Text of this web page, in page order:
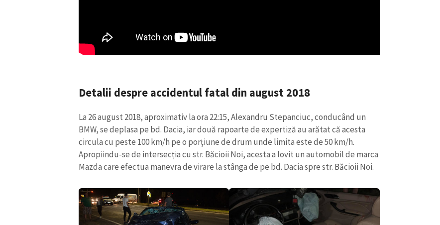
Detalii despre accidentul fatal din august 2018
La 26 august 2018, aproximativ la ora 22:15, Alexandru Stepanciuc, conducând un
BMW, se deplasa pe bd. Dacia, iar două rapoarte de expertiză au arătat că acesta
circula cu peste 100 km/h pe o porțiune de drum unde limita este de 50 km/h.
Apropiindu-se de intersecția cu str. Băcioii Noi, acesta a lovit un automobil de marca
Mazda care efectua manevra de virare la stânga de pe bd. Dacia spre str. Băcioii Noi.